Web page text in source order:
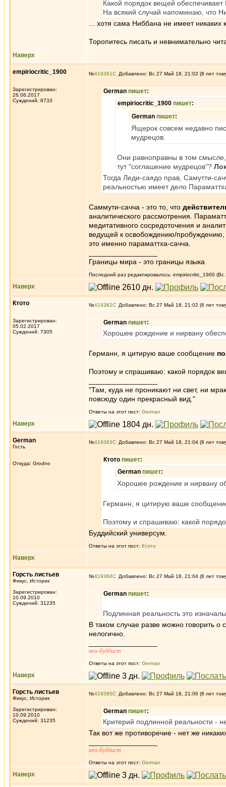
Какой порядок вещей
На всякий случай напоминаю, что
... хотя сама Ниббана не имеет никаких
Торопитесь писать и невнимательно
Наверх
empiriocritic_1900
Зарегистрирован:
26.06.2017
Суждений: 8733
№419381 Добавлено: Вс 27 Май 18, 21:02 (8 лет
German пишет:
empiriocritic_1900 пишет:
German пишет:
Ящерок совсем недавно
мудрецов.
Они равноправны в том
тут "соглашение мудрецов"?
Тогда Леди-саядо прав, Самутти-
реальностью имеет дело
Саммути-сачча - это то, что
аналитического рассмотрения.
медитативного сосредоточения и
ведущей к освобождению/
это именно параматтха-сачча.
Границы мира - это границы языка
Последний раз редактировалось: empiriocritic_1900
Наверх
Ктото
Зарегистрирован:
05.02.2017
Суждений: 7305
№419382 Добавлено: Вс 27 Май 18, 21:02 (8 лет
German пишет:
Хорошее рождение и нирвану
Германн, я цитирую ваше сообщение
Поэтому и спрашиваю: какой порядок
"Там, куда не проникают ни свет, ни
повсюду один прекрасный вид."
Ответы на этот пост: German
Наверх
German
Гость
Откуда: Grodno
№419383 Добавлено: Вс 27 Май 18, 21:04 (8 лет
Ктото пишет:
German пишет:
Хорошее рождение и нирвану
Германн, я цитирую ваше
Поэтому и спрашиваю: какой
Буддийский универсум.
Ответы на этот пост: Ктото
Наверх
Горсть листьев
Фикус, Историк
Зарегистрирован:
10.09.2010
Суждений: 31235
№419384 Добавлено: Вс 27 Май 18, 21:04 (8 лет
German пишет:
Подлинная реальность это
В таком случае разве можно говорить
нелогично.
нео-буддист
Ответы на этот пост: German
Наверх
Горсть листьев
Фикус, Историк
Зарегистрирован:
10.09.2010
Суждений: 31235
№419385 Добавлено: Вс 27 Май 18, 21:06 (8 лет
German пишет:
Критерий подлинной реальности -
Так вот же противоречие - нет же
нео-буддист
Ответы на этот пост: German
Наверх